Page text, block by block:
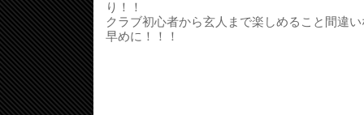
り！！
クラブ初心者から玄人まで楽しめること間違
早めに！！！